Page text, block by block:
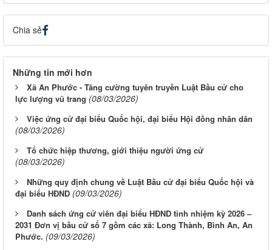
Chia sẻ
Những tin mới hơn
Xã An Phước - Tăng cường tuyên truyền Luật Bầu cử cho
lực lượng vũ trang (08/03/2026)
Việc ứng cử đại biểu Quốc hội, đại biểu Hội đồng nhân dân
(08/03/2026)
Tổ chức hiệp thương, giới thiệu người ứng cử
(08/03/2026)
Những quy định chung về Luật Bầu cử đại biểu Quốc hội và
đại biểu HĐND (09/03/2026)
Danh sách ứng cử viên đại biểu HĐND tỉnh nhiệm kỳ 2026 –
2031 Đơn vị bầu cử số 7 gồm các xã: Long Thành, Bình An, An
Phước. (09/03/2026)